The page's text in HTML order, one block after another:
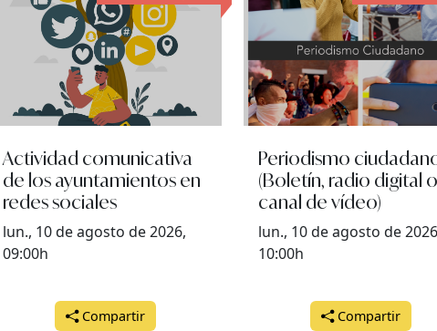
Actividad comunicativa
de los ayuntamientos en
redes sociales
lun., 10 de agosto de 2026,
09:00h
Compartir
Periodismo
(Boletín, radio digital o
canal de vídeo)
lun., 10 de agosto de
10:00h
Compartir